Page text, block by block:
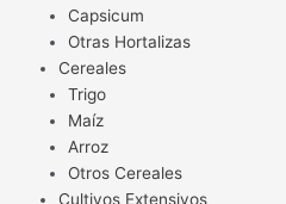
Capsicum
Otras Hortalizas
Cereales
Trigo
Maíz
Arroz
Otros Cereales
Cultivos Extensivos